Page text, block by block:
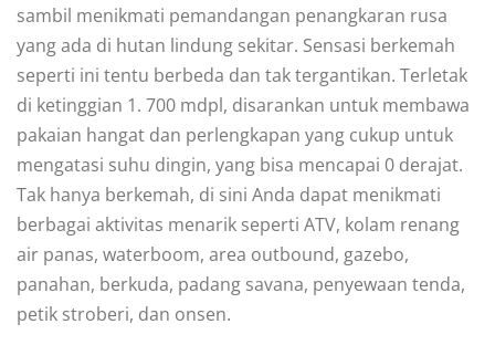
sambil menikmati pemandangan penangkaran rusa
yang ada di hutan lindung sekitar. Sensasi berkemah
seperti ini tentu berbeda dan tak tergantikan. Terletak
di ketinggian 1. 700 mdpl, disarankan untuk membawa
pakaian hangat dan perlengkapan yang cukup untuk
mengatasi suhu dingin, yang bisa mencapai 0 derajat.
Tak hanya berkemah, di sini Anda dapat menikmati
berbagai aktivitas menarik seperti ATV, kolam renang
air panas, waterboom, area outbound, gazebo,
panahan, berkuda, padang savana, penyewaan tenda,
petik stroberi, dan onsen.